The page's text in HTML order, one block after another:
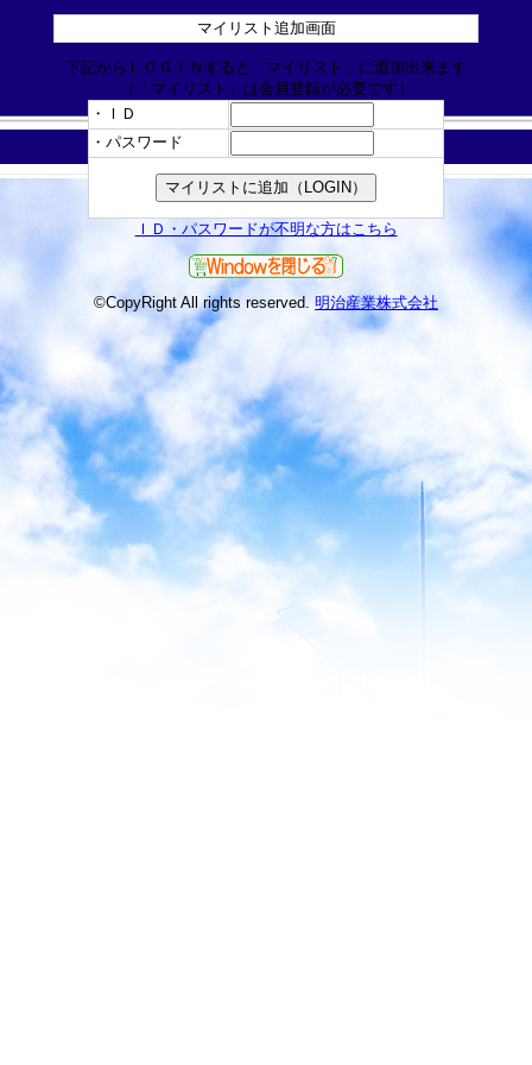
マイリスト追加画面
下記からＬＯＧＩＮすると「マイリスト」に追加出来ます
（「マイリスト」は会員登録が必要です）
・ＩＤ
・パスワード
ＩＤ・パスワードが不明な方はこちら
©CopyRight All rights reserved. 明治産業株式会社